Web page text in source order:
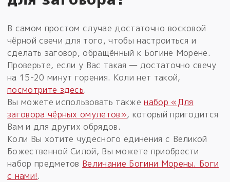
В самом простом случае достаточно восковой
чёрной свечи для того, чтобы настроиться и
сделать заговор, обращённый к Богине Морене.
Проверьте, если у Вас такая — достаточно свечу
на 15-20 минут горения. Коли нет такой,
посмотрите здесь.
Вы можете использовать такженабор «Для
заговора чёрных омулетов», который пригодится
Вам и для других обрядов.
Коли Вы хотите чудесного единения с Великой
Божественной Силой, Вы можете приобрести
набор предметов Величание Богини Морены. Боги
с нами!.